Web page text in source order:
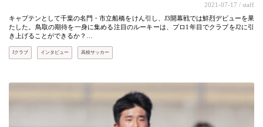
2021-07-17 / staff
キャプテンとして千葉の名門・市立船橋をけん引し、J3開幕戦では鮮烈デビューを果
たした。鳥取の期待を一身に集める注目のルーキーは、プロ1年目でクラブをJ2に引
き上げることができるか？…
Jクラブ インタビュー 高校サッカー